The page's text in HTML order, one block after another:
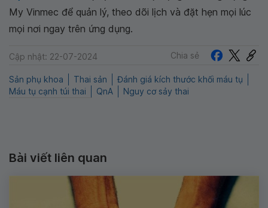
My Vinmec để quản lý, theo dõi lịch và đặt hẹn mọi lúc
mọi nơi ngay trên ứng dụng.
Cập nhật: 22-07-2024 Chia sẻ
Sản phụ khoa Thai sản
Đánh giá kích thước khối máu tụ
Máu tụ cạnh túi thai
QnA Nguy cơ sảy thai
Bài viết liên quan